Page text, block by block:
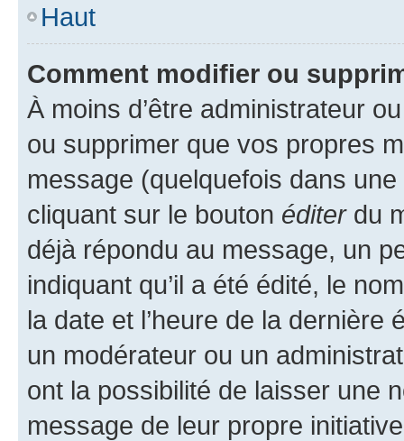
Haut
Comment modifier ou
À moins d’être administrateur
ou supprimer que vos propres
message (quelquefois dans
cliquant sur le bouton éditerdu
déjà répondu au message, un
indiquant qu’il a été édité, le
la date et l’heure de la dernière
un modérateur ou un
ont la possibilité de laisser une
message de leur propre